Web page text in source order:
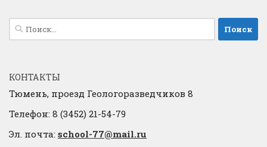
Найти:
КОНТАКТЫ
Тюмень, проезд Геологоразведчиков 8
Телефон: 8 (3452) 21-54-79
Эл. почта: school-77@mail.ru